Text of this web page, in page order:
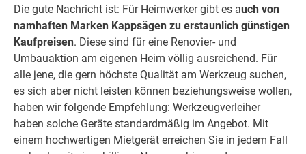
Die gute Nachricht ist: Für Heimwerker gibt es auch von
namhaften Marken Kappsägen zu erstaunlich günstigen
Kaufpreisen. Diese sind für eine Renovier- und
Umbauaktion am eigenen Heim völlig ausreichend. Für
alle jene, die gern höchste Qualität am Werkzeug suchen,
es sich aber nicht leisten können beziehungsweise wollen,
haben wir folgende Empfehlung: Werkzeugverleiher
haben solche Geräte standardmäßig im Angebot. Mit
einem hochwertigen Mietgerät erreichen Sie in jedem Fall